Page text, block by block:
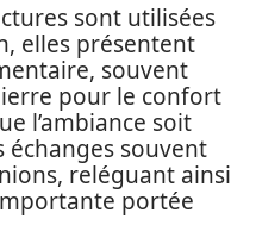
sont utilisées
elles présentent
souvent
pour le confort
l’ambiance soit
échanges souvent
reléguant ainsi
portée